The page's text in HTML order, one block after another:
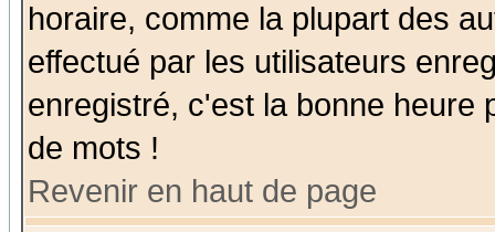
horaire, comme la plupart des
effectué par les utilisateurs
enregistré, c'est la bonne heure
de mots !
Revenir en haut de page